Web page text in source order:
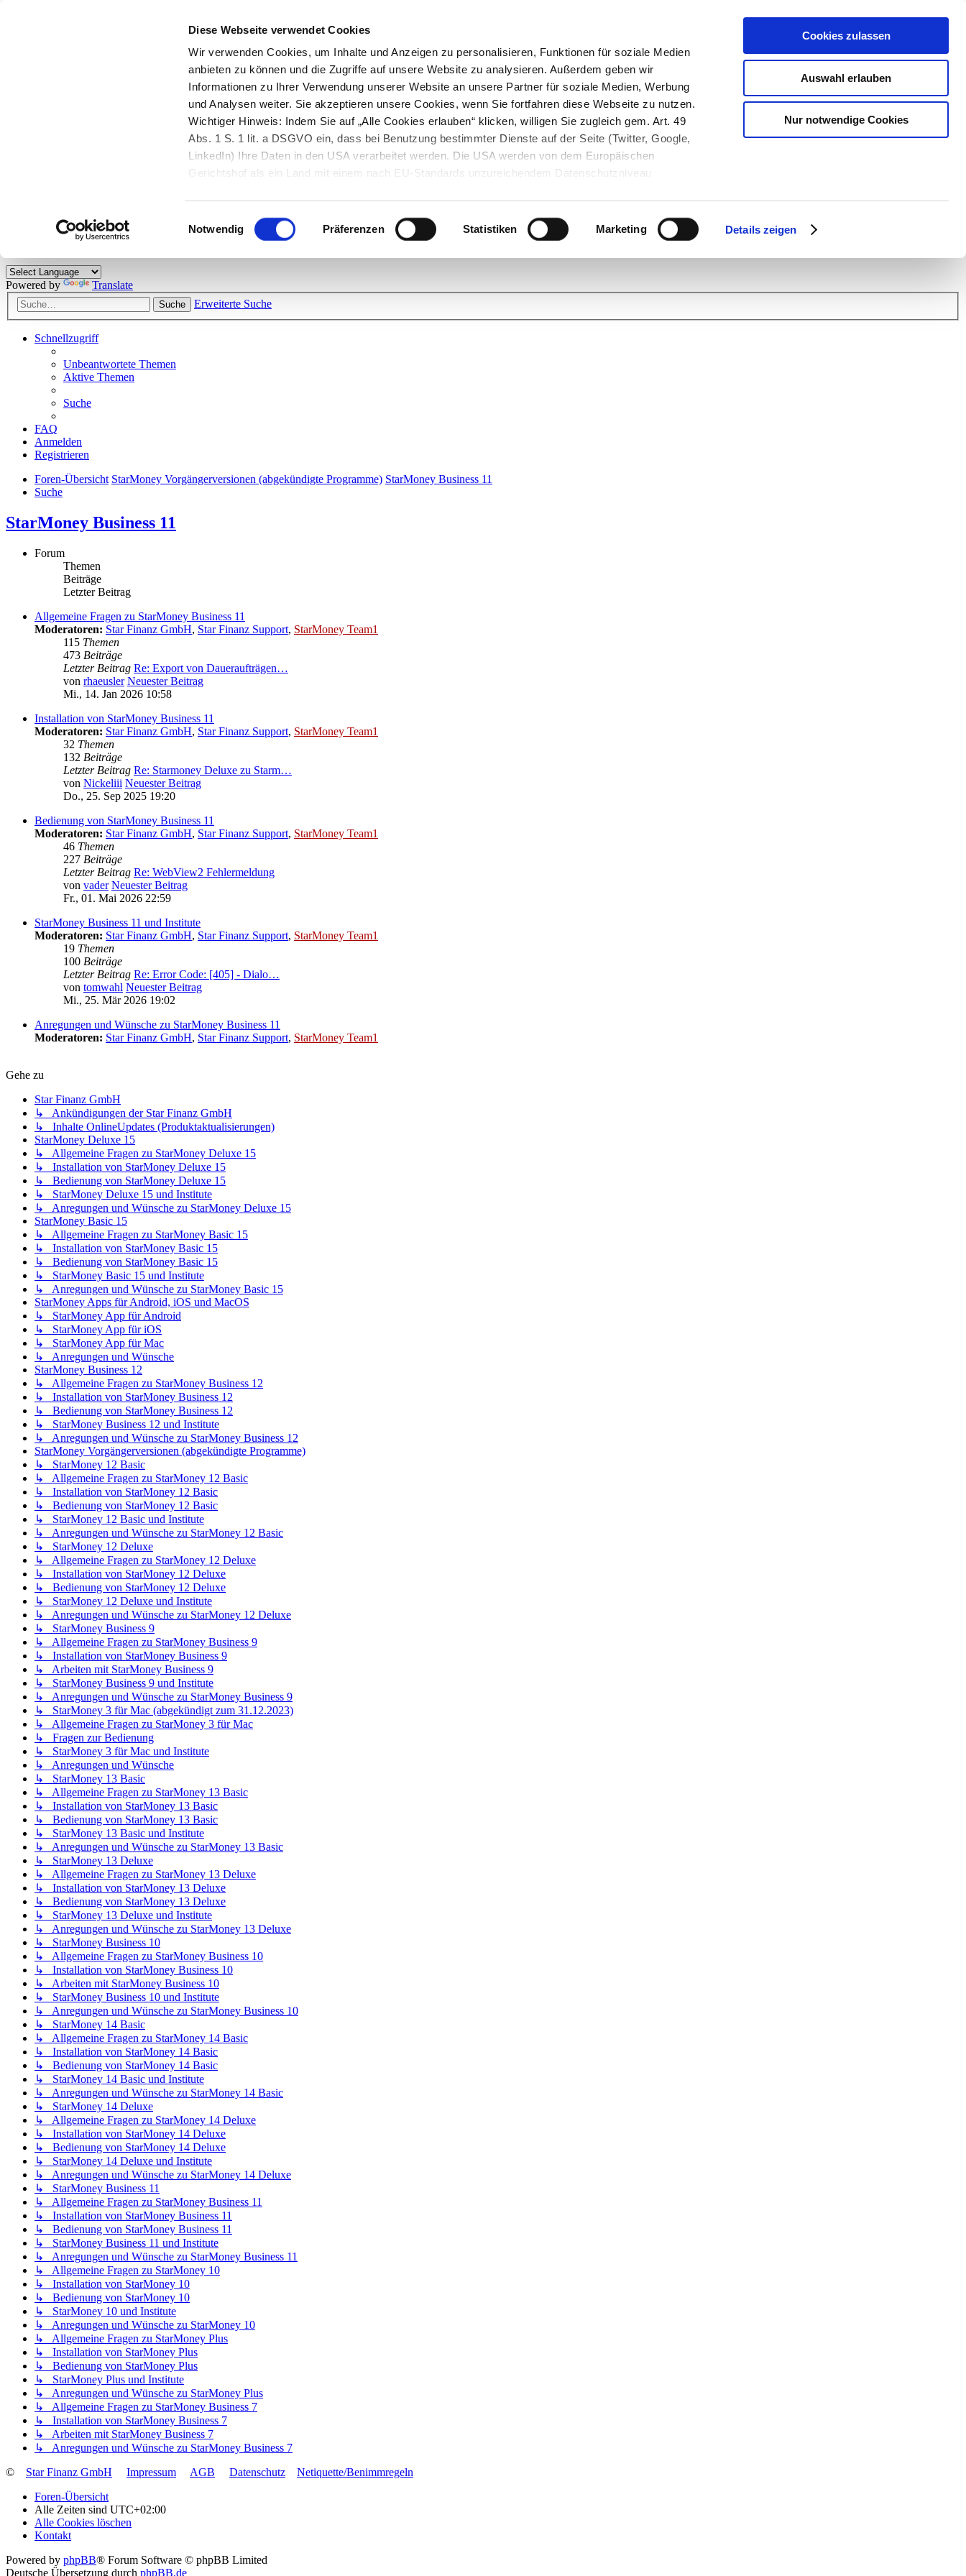
Diese Webseite verwendet Cookies
Wir verwenden Cookies, um Inhalte und Anzeigen zu personalisieren, Funktionen für soziale Medien
anbieten zu können und die Zugriffe auf unsere Website zu analysieren. Außerdem geben wir
Informationen zu Ihrer Verwendung unserer Website an unsere Partner für soziale Medien, Werbung
und Analysen weiter. Sie akzeptieren unsere Cookies, wenn Sie fortfahren diese Webseite zu nutzen.
Wichtiger Hinweis: Indem Sie auf „Alle Cookies erlauben“ klicken, willigen Sie zugleich gem. Art. 49
Abs. 1 S. 1 lit. a DSGVO ein, dass bei Benutzung bestimmter Dienste auf der Seite (Twitter, Google,
LinkedIn) Ihre Daten in den USA verarbeitet werden. Die USA werden von dem Europäischen
Gerichtshof als ein Land mit einem nach EU-Standards unzureichendem Datenschutzniveau
Einwilligungsauswahl
Notwendig Präferenzen Statistiken Marketing Details zeigen
Cookies zulassen
Auswahl erlauben
Nur notwendige Cookies
Herzlich willkommen!
Kunden viele nützliche Hilfestellungen und interessante Tipps und Tricks. Stellen Sie Ihre Fragen und helfen Sie mit Ihrem Wissen anderen weiter.
Powered by Translate
Suche Erweiterte Suche
Schnellzugriff
Unbeantwortete Themen
Aktive Themen
Suche
FAQ
Anmelden
Registrieren
Foren-Übersicht StarMoney Vorgängerversionen (abgekündigte Programme) StarMoney Business 11
Suche
StarMoney Business 11
Forum
Themen
Beiträge
Letzter Beitrag
Allgemeine Fragen zu StarMoney Business 11
Moderatoren: Star Finanz GmbH, Star Finanz Support, StarMoney Team1
115 Themen
473 Beiträge
Letzter Beitrag Re: Export von Daueraufträgen…
von rhaeusler Neuester Beitrag
Mi., 14. Jan 2026 10:58
Installation von StarMoney Business 11
Moderatoren: Star Finanz GmbH, Star Finanz Support, StarMoney Team1
32 Themen
132 Beiträge
Letzter Beitrag Re: Starmoney Deluxe zu Starm…
von Nickeliii Neuester Beitrag
Do., 25. Sep 2025 19:20
Bedienung von StarMoney Business 11
Moderatoren: Star Finanz GmbH, Star Finanz Support, StarMoney Team1
46 Themen
227 Beiträge
Letzter Beitrag Re: WebView2 Fehlermeldung
von vader Neuester Beitrag
Fr., 01. Mai 2026 22:59
StarMoney Business 11 und Institute
Moderatoren: Star Finanz GmbH, Star Finanz Support, StarMoney Team1
19 Themen
100 Beiträge
Letzter Beitrag Re: Error Code: [405] - Dialo…
von tomwahl Neuester Beitrag
Mi., 25. Mär 2026 19:02
Anregungen und Wünsche zu StarMoney Business 11
Moderatoren: Star Finanz GmbH, Star Finanz Support, StarMoney Team1
Gehe zu
Star Finanz GmbH
↳ Ankündigungen der Star Finanz GmbH
↳ Inhalte OnlineUpdates (Produktaktualisierungen)
StarMoney Deluxe 15
↳ Allgemeine Fragen zu StarMoney Deluxe 15
↳ Installation von StarMoney Deluxe 15
↳ Bedienung von StarMoney Deluxe 15
↳ StarMoney Deluxe 15 und Institute
↳ Anregungen und Wünsche zu StarMoney Deluxe 15
StarMoney Basic 15
↳ Allgemeine Fragen zu StarMoney Basic 15
↳ Installation von StarMoney Basic 15
↳ Bedienung von StarMoney Basic 15
↳ StarMoney Basic 15 und Institute
↳ Anregungen und Wünsche zu StarMoney Basic 15
StarMoney Apps für Android, iOS und MacOS
↳ StarMoney App für Android
↳ StarMoney App für iOS
↳ StarMoney App für Mac
↳ Anregungen und Wünsche
StarMoney Business 12
↳ Allgemeine Fragen zu StarMoney Business 12
↳ Installation von StarMoney Business 12
↳ Bedienung von StarMoney Business 12
↳ StarMoney Business 12 und Institute
↳ Anregungen und Wünsche zu StarMoney Business 12
StarMoney Vorgängerversionen (abgekündigte Programme)
↳ StarMoney 12 Basic
↳ Allgemeine Fragen zu StarMoney 12 Basic
↳ Installation von StarMoney 12 Basic
↳ Bedienung von StarMoney 12 Basic
↳ StarMoney 12 Basic und Institute
↳ Anregungen und Wünsche zu StarMoney 12 Basic
↳ StarMoney 12 Deluxe
↳ Allgemeine Fragen zu StarMoney 12 Deluxe
↳ Installation von StarMoney 12 Deluxe
↳ Bedienung von StarMoney 12 Deluxe
↳ StarMoney 12 Deluxe und Institute
↳ Anregungen und Wünsche zu StarMoney 12 Deluxe
↳ StarMoney Business 9
↳ Allgemeine Fragen zu StarMoney Business 9
↳ Installation von StarMoney Business 9
↳ Arbeiten mit StarMoney Business 9
↳ StarMoney Business 9 und Institute
↳ Anregungen und Wünsche zu StarMoney Business 9
↳ StarMoney 3 für Mac (abgekündigt zum 31.12.2023)
↳ Allgemeine Fragen zu StarMoney 3 für Mac
↳ Fragen zur Bedienung
↳ StarMoney 3 für Mac und Institute
↳ Anregungen und Wünsche
↳ StarMoney 13 Basic
↳ Allgemeine Fragen zu StarMoney 13 Basic
↳ Installation von StarMoney 13 Basic
↳ Bedienung von StarMoney 13 Basic
↳ StarMoney 13 Basic und Institute
↳ Anregungen und Wünsche zu StarMoney 13 Basic
↳ StarMoney 13 Deluxe
↳ Allgemeine Fragen zu StarMoney 13 Deluxe
↳ Installation von StarMoney 13 Deluxe
↳ Bedienung von StarMoney 13 Deluxe
↳ StarMoney 13 Deluxe und Institute
↳ Anregungen und Wünsche zu StarMoney 13 Deluxe
↳ StarMoney Business 10
↳ Allgemeine Fragen zu StarMoney Business 10
↳ Installation von StarMoney Business 10
↳ Arbeiten mit StarMoney Business 10
↳ StarMoney Business 10 und Institute
↳ Anregungen und Wünsche zu StarMoney Business 10
↳ StarMoney 14 Basic
↳ Allgemeine Fragen zu StarMoney 14 Basic
↳ Installation von StarMoney 14 Basic
↳ Bedienung von StarMoney 14 Basic
↳ StarMoney 14 Basic und Institute
↳ Anregungen und Wünsche zu StarMoney 14 Basic
↳ StarMoney 14 Deluxe
↳ Allgemeine Fragen zu StarMoney 14 Deluxe
↳ Installation von StarMoney 14 Deluxe
↳ Bedienung von StarMoney 14 Deluxe
↳ StarMoney 14 Deluxe und Institute
↳ Anregungen und Wünsche zu StarMoney 14 Deluxe
↳ StarMoney Business 11
↳ Allgemeine Fragen zu StarMoney Business 11
↳ Installation von StarMoney Business 11
↳ Bedienung von StarMoney Business 11
↳ StarMoney Business 11 und Institute
↳ Anregungen und Wünsche zu StarMoney Business 11
↳ Allgemeine Fragen zu StarMoney 10
↳ Installation von StarMoney 10
↳ Bedienung von StarMoney 10
↳ StarMoney 10 und Institute
↳ Anregungen und Wünsche zu StarMoney 10
↳ Allgemeine Fragen zu StarMoney Plus
↳ Installation von StarMoney Plus
↳ Bedienung von StarMoney Plus
↳ StarMoney Plus und Institute
↳ Anregungen und Wünsche zu StarMoney Plus
↳ Allgemeine Fragen zu StarMoney Business 7
↳ Installation von StarMoney Business 7
↳ Arbeiten mit StarMoney Business 7
↳ Anregungen und Wünsche zu StarMoney Business 7
©
Star Finanz GmbH Impressum AGB Datenschutz
Netiquette/Benimmregeln
Foren-Übersicht
Alle Zeiten sind UTC+02:00
Alle Cookies löschen
Kontakt
Powered by phpBB® Forum Software © phpBB Limited
Deutsche Übersetzung durch phpBB.de